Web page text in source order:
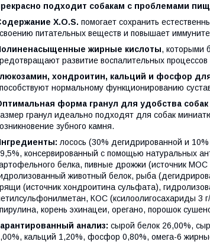
подходит собакам с проблемами
X.O.S. помогает сохранить
питательных веществ и повышает
жирные кислоты, которыми
развитие воспалительных
хондроитин, кальций и фосфор
нормальному функционированию
форма гранул для удобства
гранул идеально подходят для собак
зубного камня.
лосось (30% дегидрированной и
консервированный с помощью натуральных
белка, пивные дрожжи (источник МОС
животный белок, рыба
(источник хондроитина сульфата),
КОС (ксилоолигосахариды 3
корень эхинацеи, орегано, порошок
анализ: сырой белок 26,00%,
кальций 1,20%, фосфор 0,80%, омега-6